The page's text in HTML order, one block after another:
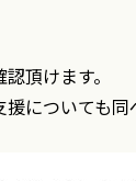
頂けます。
についても同